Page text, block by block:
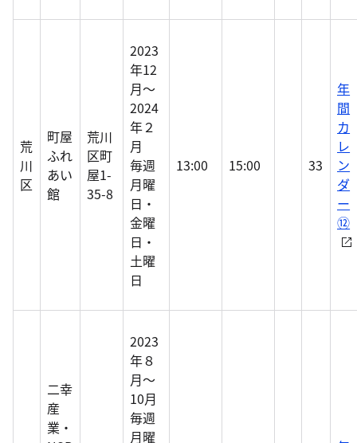
荒
川
区
町屋
ふれ
あい
館
荒川
区町
屋1-
35-8
2023
年12
月～
2024
年２
月
毎週
月曜
日・
金曜
日・
土曜
日
13:00 15:00 33
年
間
カ
レ
ン
ダ
ー
⑫
二幸
産
業・
2023
年８
月～
10月
毎週
月曜